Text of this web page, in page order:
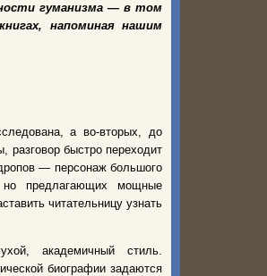
гуманизма — в том
напоминая нашим
а во-вторых, до
разговор быстро переходит
— персонаж большого
но предлагающих мощные
читательницу узнать
академичный стиль.
биографии задаются